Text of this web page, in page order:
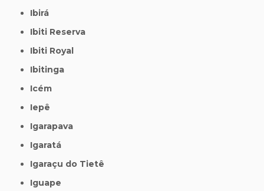
Ibirá
Ibiti Reserva
Ibiti Royal
Ibitinga
Icém
Iepê
Igarapava
Igaratá
Igaraçu do Tietê
Iguape